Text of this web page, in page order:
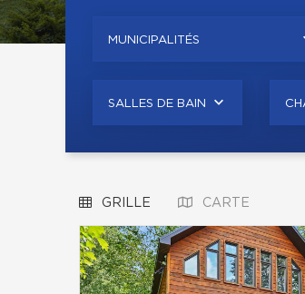
MUNICIPALITÉS
SALLES DE BAIN
GRILLE CARTE